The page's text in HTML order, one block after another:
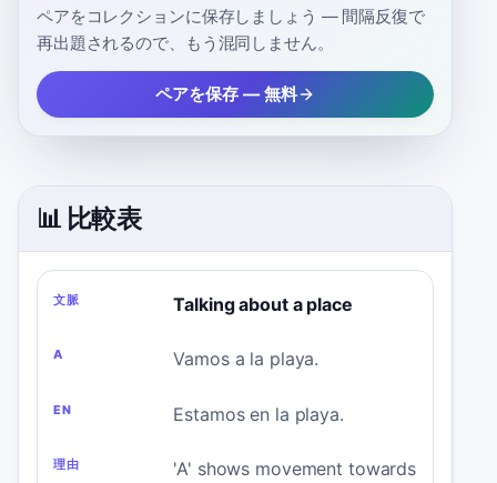
ペアをコレクションに保存しましょう — 間隔反復で
再出題されるので、もう混同しません。
ペアを保存 — 無料
📊 比較表
文
理
Talking about a place
Vamos a la playa.
Estamos en la playa.
'A' shows movement towards